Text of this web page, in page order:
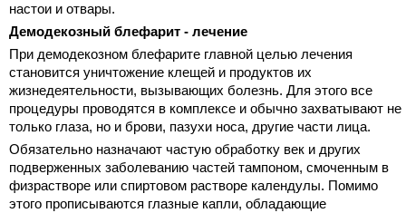
настои и отвары.
Демодекозный блефарит - лечение
При демодекозном блефарите главной целью лечения
становится уничтожение клещей и продуктов их
жизнедеятельности, вызывающих болезнь. Для этого все
процедуры проводятся в комплексе и обычно захватывают не
только глаза, но и брови, пазухи носа, другие части лица.
Обязательно назначают частую обработку век и других
подверженных заболеванию частей тампоном, смоченным в
физрастворе или спиртовом растворе календулы. Помимо
этого прописываются глазные капли, обладающие